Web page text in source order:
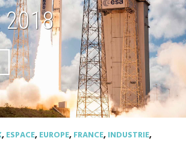
2018
,ESPACE,EUROPE,FRANCE,INDUSTRIE,